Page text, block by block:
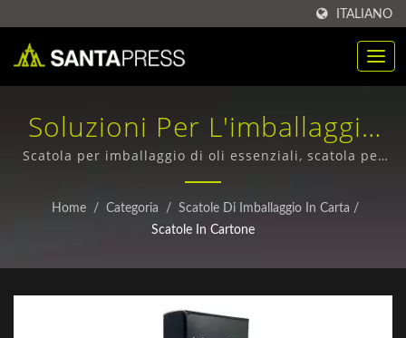
ITALIANO
Soluzioni Per L'imballaggio
Di Prodotti A Base Di Oli
Essenziali / Scatole Di
Cartone Ondulato Di Alta
Qualità Per Acquirenti
Globali | Santa Press Co.,
Scatola per imballaggio di oli essenziali, scatola per
trucco e cura della pelle, scatola di imballaggio in
carta, cartone stampato - Vista frontale / Imballaggi in
plastica PET premium - Opzioni durevoli e sostenibili
Home / Categoria / Scatole Di Imballaggio In Carta /
Scatole In Cartone